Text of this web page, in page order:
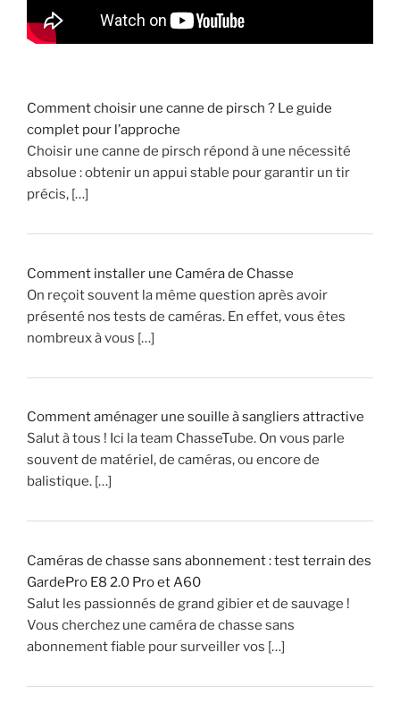
é
n
t
s
d
d
e
h
s
s
e
»
Comment choisir une canne de pirsch ? Le guide
complet pour l’approche
Choisir une canne de pirsch répond à une nécessité
absolue : obtenir un appui stable pour garantir un tir
précis, […]
Comment installer une Caméra de Chasse
On reçoit souvent la même question après avoir
présenté nos tests de caméras. En effet, vous êtes
nombreux à vous […]
Comment aménager une souille à sangliers attractive
Salut à tous ! Ici la team ChasseTube. On vous parle
souvent de matériel, de caméras, ou encore de
balistique. […]
Caméras de chasse sans abonnement : test terrain des
GardePro E8 2.0 Pro et A60
Salut les passionnés de grand gibier et de sauvage !
Vous cherchez une caméra de chasse sans
abonnement fiable pour surveiller vos […]